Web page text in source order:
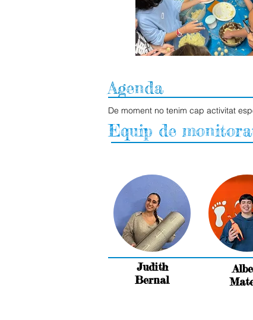
Agenda
De moment no tenim cap activitat
Equip de
Judith
Bernal